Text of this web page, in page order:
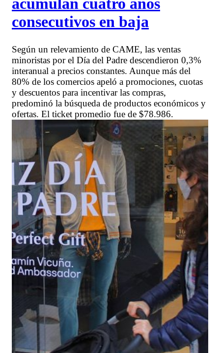
consecutivos en baja
Según un relevamiento de CAME, las ventas
minoristas por el Día del Padre descendieron 0,3%
interanual a precios constantes. Aunque más del
80% de los comercios apeló a promociones, cuotas
y descuentos para incentivar las compras,
predominó la búsqueda de productos económicos y
ofertas. El ticket promedio fue de $78.986.